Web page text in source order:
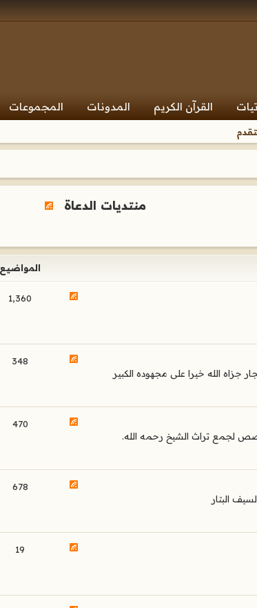
القرآن الكريم المدونات المجموعات
منتديات الدعاة
المواضيع
1,360
الله خيرا على مجهوده الكبير
348
لجمع تراث الشيخ رحمه الله.
470
البتار
678
19